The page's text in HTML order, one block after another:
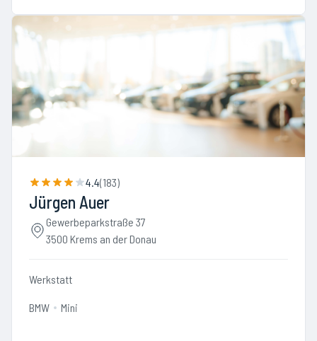
4.4(183)
Jürgen Auer
Gewerbeparkstraße 37
3500 Krems an der Donau
Werkstatt
BMW Mini